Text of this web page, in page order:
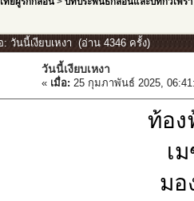
วันนี้เงียบเหงา (อ่าน 4346 ครั้ง)
วันนี้เงียบเหงา
« เมื่อ: 25 กุมภาพันธ์ 2025,
ท้อง
เ
มอ